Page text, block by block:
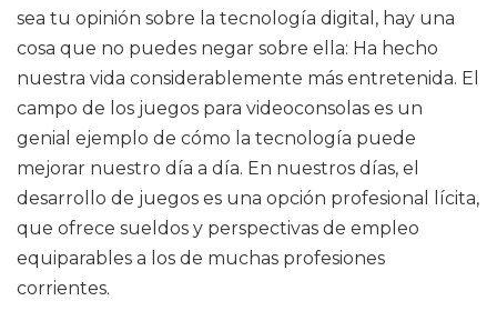
sea tu opinión sobre la tecnología digital, hay una
cosa que no puedes negar sobre ella: Ha hecho
nuestra vida considerablemente más entretenida. El
campo de los juegos para videoconsolas es un
genial ejemplo de cómo la tecnología puede
mejorar nuestro día a día. En nuestros días, el
desarrollo de juegos es una opción profesional lícita,
que ofrece sueldos y perspectivas de empleo
equiparables a los de muchas profesiones
corrientes.